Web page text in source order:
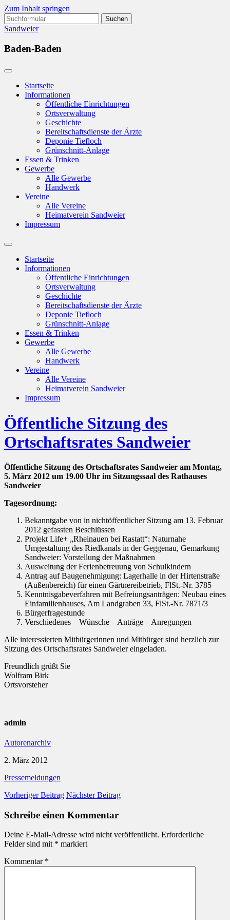
Zum Inhalt springen
Suchen
nach:
Sandweier
Baden-Baden
Startseite
Informationen
Öffentliche Einrichtungen
Ortsverwaltung
Geschichte
Bereitschaftsdienste der Ärzte
Deponie Tiefloch
Grünschnitt-Anlage
Essen & Trinken
Gewerbe
Alle Gewerbe
Handwerk
Vereine
Alle Vereine
Heimatverein Sandweier
Impressum
Suchfeld
ein-/ausblenden
Startseite
Informationen
Öffentliche Einrichtungen
Ortsverwaltung
Geschichte
Bereitschaftsdienste der Ärzte
Deponie Tiefloch
Grünschnitt-Anlage
Essen & Trinken
Gewerbe
Alle Gewerbe
Handwerk
Vereine
Alle Vereine
Heimatverein Sandweier
Impressum
Öffentliche Sitzung des
Ortschaftsrates Sandweier
Öffentliche Sitzung des Ortschaftsrates Sandweier am Montag,
5. März 2012 um 19.00 Uhr im Sitzungssaal des Rathauses
Sandweier
Tagesordnung:
Bekanntgabe von in nichtöffentlicher Sitzung am 13. Februar
2012 gefassten Beschlüssen
Projekt Life+ „Rheinauen bei Rastatt“: Naturnahe
Umgestaltung des Riedkanals in der Geggenau, Gemarkung
Sandweier: Vorstellung der Maßnahmen
Ausweitung der Ferienbetreuung von Schulkindern
Antrag auf Baugenehmigung: Lagerhalle in der Hirtenstraße
(Außenbereich) für einen Gärtnereibetrieb, FlSt.-Nr. 3785
Kenntnisgabeverfahren mit Befreiungsanträgen: Neubau eines
Einfamilienhauses, Am Landgraben 33, FlSt.-Nr. 7871/3
Bürgerfragestunde
Verschiedenes – Wünsche – Anträge – Anregungen
Alle interessierten Mitbürgerinnen und Mitbürger sind herzlich zur
Sitzung des Ortschaftsrates Sandweier eingeladen.
Freundlich grüßt Sie
Wolfram Birk
Ortsvorsteher
admin
Autorenarchiv
2. März 2012
Pressemeldungen
Vorheriger Beitrag Nächster Beitrag
Schreibe einen Kommentar
Deine E-Mail-Adresse wird nicht veröffentlicht. Erforderliche
Felder sind mit * markiert
Kommentar *